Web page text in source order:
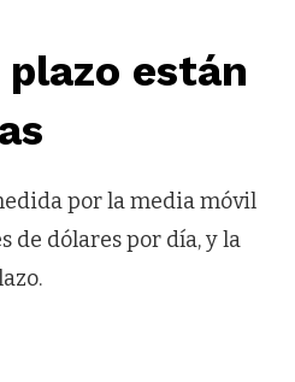
están
por la media móvil
de dólares por día, y la